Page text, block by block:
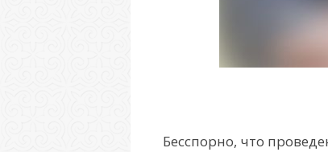
Бесспорно, что